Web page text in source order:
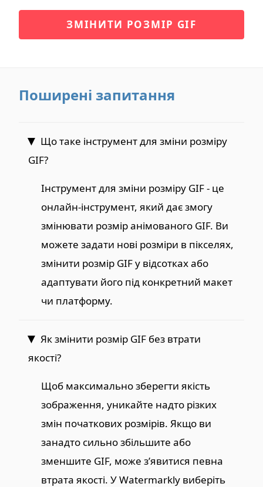
ЗМІНИТИ РОЗМІР GIF
Поширені запитання
Що таке інструмент для зміни розміру
GIF?
Інструмент для зміни розміру GIF - це
онлайн-інструмент, який дає змогу
змінювати розмір анімованого GIF. Ви
можете задати нові розміри в пікселях,
змінити розмір GIF у відсотках або
адаптувати його під конкретний макет
чи платформу.
Як змінити розмір GIF без втрати
якості?
Щоб максимально зберегти якість
зображення, уникайте надто різких
змін початкових розмірів. Якщо ви
занадто сильно збільшите або
зменшите GIF, може з’явитися певна
втрата якості. У Watermarkly виберіть